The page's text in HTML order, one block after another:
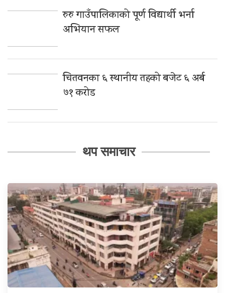
रुरु गाउँपालिकाको पूर्ण विद्यार्थी भर्ना
अभियान सफल
चितवनका ६ स्थानीय तहको बजेट ६ अर्ब
७१ करोड
थप समाचार